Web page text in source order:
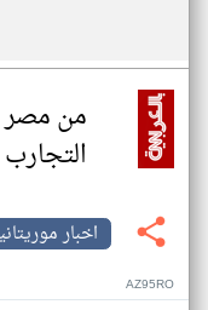
من مصر
اخبار
AZ95RO